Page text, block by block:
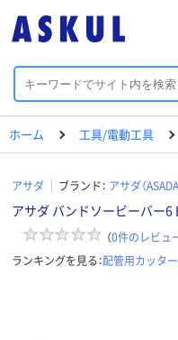
ホーム 工具/電動工具
アサダ ブランド： アサダ（ASADA
アサダ バンドソービーバー6
（0件のレビュ
ランキングを見る：配管用カッター